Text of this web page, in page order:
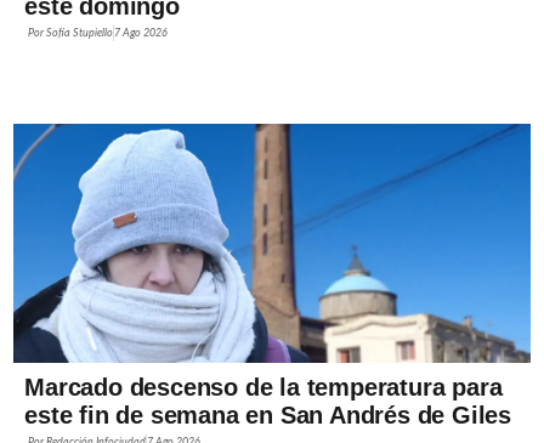
este domingo
PorSofía Stupiello 7 Ago 2026
Marcado descenso de la temperatura para
este fin de semana en San Andrés de Giles